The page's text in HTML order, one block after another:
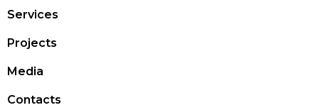
Services
Projects
Media
Contacts